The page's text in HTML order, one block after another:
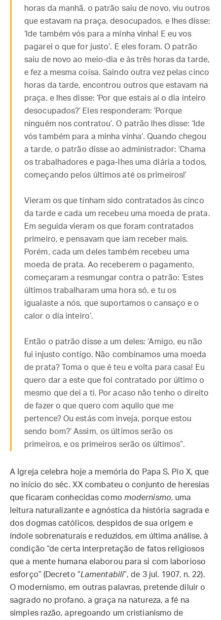
horas da manhã, o patrão saiu de novo, viu outros
que estavam na praça, desocupados, e lhes disse:
‘Ide também vós para a minha vinha! E eu vos
pagarei o que for justo’. E eles foram. O patrão
saiu de novo ao meio-dia e às três horas da tarde,
e fez a mesma coisa. Saindo outra vez pelas cinco
horas da tarde, encontrou outros que estavam na
praça, e lhes disse: ‘Por que estais aí o dia inteiro
desocupados?’ Eles responderam: ‘Porque
ninguém nos contratou’. O patrão lhes disse: ‘Ide
vós também para a minha vinha’. Quando chegou
a tarde, o patrão disse ao administrador: ‘Chama
os trabalhadores e paga-lhes uma diária a todos,
começando pelos últimos até os primeiros!’
Vieram os que tinham sido contratados às cinco
da tarde e cada um recebeu uma moeda de prata.
Em seguida vieram os que foram contratados
primeiro, e pensavam que iam receber mais.
Porém, cada um deles também recebeu uma
moeda de prata. Ao receberem o pagamento,
começaram a resmungar contra o patrão: ‘Estes
últimos trabalharam uma hora só, e tu os
igualaste a nós, que suportamos o cansaço e o
calor o dia inteiro’.
Então o patrão disse a um deles: ‘Amigo, eu não
fui injusto contigo. Não combinamos uma moeda
de prata? Toma o que é teu e volta para casa! Eu
quero dar a este que foi contratado por último o
mesmo que dei a ti. Por acaso não tenho o direito
de fazer o que quero com aquilo que me
pertence? Ou estás com inveja, porque estou
sendo bom?’ Assim, os últimos serão os
primeiros, e os primeiros serão os últimos”.
A Igreja celebra hoje a memória do Papa S. Pio X, que
no início do séc. XX combateu o conjunto de heresias
que ficaram conhecidas como modernismo, uma
leitura naturalizante e agnóstica da história sagrada e
dos dogmas católicos, despidos de sua origem e
índole sobrenaturais e reduzidos, em última análise, à
condição “de certa interpretação de fatos religiosos
que a mente humana elaborou para si com laborioso
esforço” (Decreto “Lamentabili”, de 3 jul. 1907, n. 22).
O modernismo, em outras palavras, pretende diluir o
sagrado no profano, a graça na natureza, a fé na
simples razão, apregoando um cristianismo de